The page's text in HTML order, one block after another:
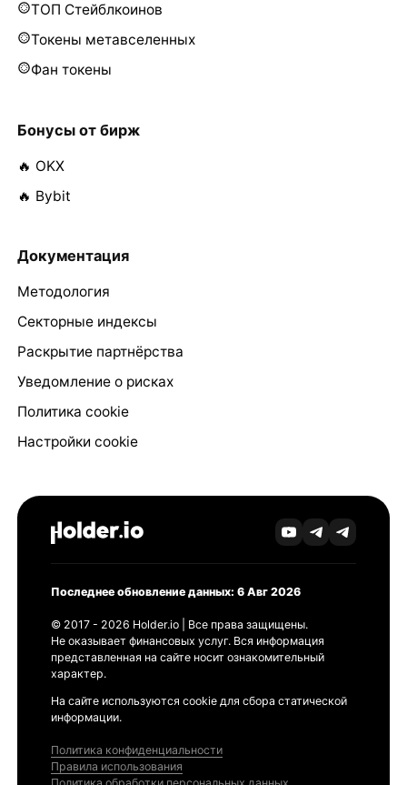
ТОП Стейблкоинов
Токены метавселенных
Фан токены
Бонусы от бирж
🔥 OKX
🔥 Bybit
Документация
Методология
Секторные индексы
Раскрытие партнёрства
Уведомление о рисках
Политика cookie
Настройки cookie
Последнее обновление данных: 6 Авг 2026
© 2017 - 2026 Holder.io | Все права защищены.
Не оказывает финансовых услуг. Вся информация
представленная на сайте носит ознакомительный
характер.
На сайте используются cookie для сбора статической
информации.
Политика конфиденциальности
Правила использования